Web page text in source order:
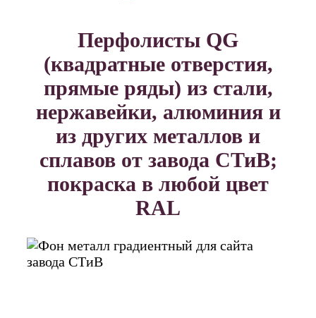
Перфолисты QG
(квадратные отверстия,
прямые ряды) из стали,
нержавейки, алюминия и
из других металлов и
сплавов от завода СТиВ;
покраска в любой цвет
RAL